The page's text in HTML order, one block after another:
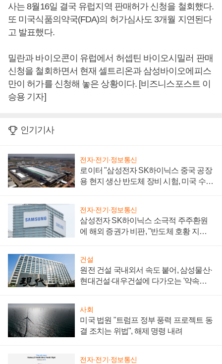
사는 8월16일 결국 유럽지역 판매허가 신청을 철회했다.
또 미국식품의약국(FDA)의 허가심사도 3개월 지연된다
고 발표했다.
밀란과 바이오콘이 유럽에서 허셉틴 바이오시밀러 판매
신청을 철회하면서 현재 셀트리온과 삼성바이오에피스
만이 허가를 신청해 놓은 상황이다. [비즈니스포스트 이
승용 기자]
인기기사
전자·전기·정보통신
로이터 "삼성전자 SK하이닉스 중국 공장
용 현지 생산 반도체 장비 시험, 미국 수출
전자·전기·정보통신
삼성전자 SK하이닉스 소극적 주주환원
에 해외 증권가 비판, "반도체 호황 지속
건설
원전 건설 국내외서 속도 붙어, 삼성물산·
현대건설·대우건설에 다가오는 '약속의
사회
미국 법원 "트럼프 정부 풍력 프로젝트 동
결 조치는 위법", 해제 명령 내려
전자·전기·정보통신